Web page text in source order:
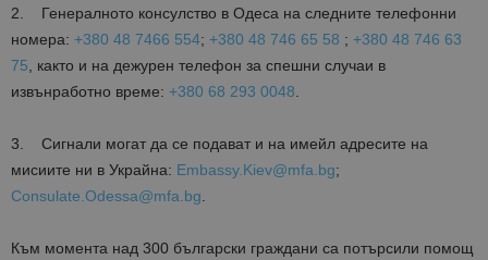
2. Генералното консулство в Одеса на следните телефонни
номера: +380 48 7466 554; +380 48 746 65 58 ; +380 48 746 63
75, както и на дежурен телефон за спешни случаи в
извънработно време: +380 68 293 0048.
3. Сигнали могат да се подават и на имейл адресите на
мисиите ни в Украйна: Embassy.Kiev@mfa.bg;
Consulate.Odessa@mfa.bg.
Към момента над 300 български граждани са потърсили помощ